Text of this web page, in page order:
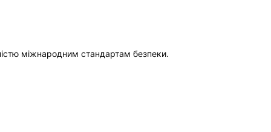
міжнародним стандартам безпеки.